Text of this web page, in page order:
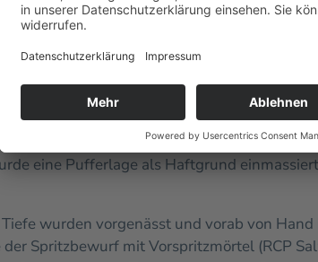
wurde durchgängig feucht
ausgebaut, sodass
und gegebenenfalls ausgesaugt,
RCP verschlossen. Im Bereich tiefer
eine Pufferlage als Haftgrund
wurden vorgenässt und vorab von
Spritzbewurf mit Vorspritzmörtel (RCP